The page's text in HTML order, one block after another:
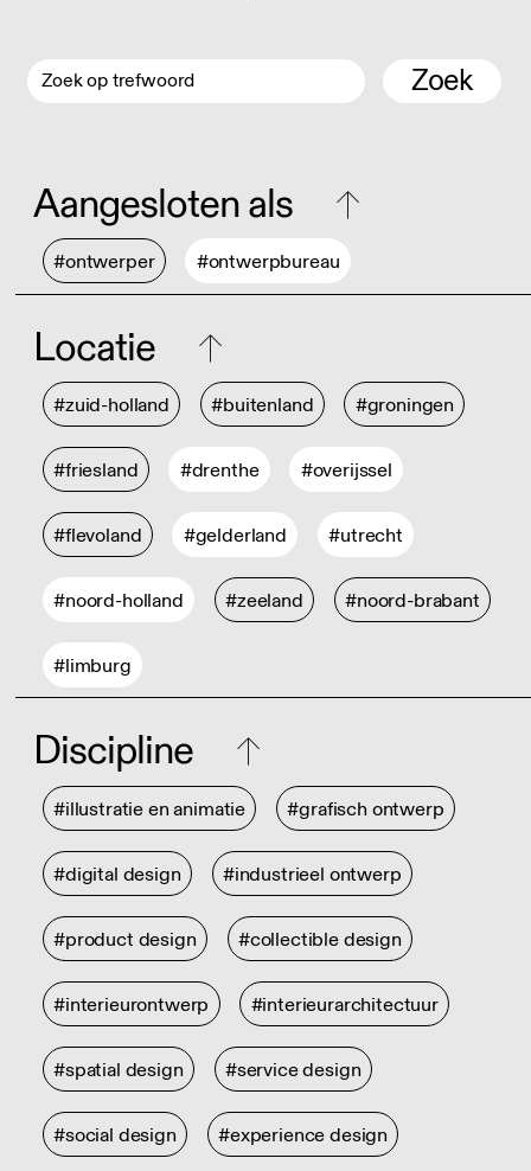
Zoek
Aangesloten als
#ontwerper #ontwerpbureau
Locatie
#zuid-holland #buitenland #groningen
#friesland #drenthe #overijssel
#flevoland #gelderland #utrecht
#noord-holland #zeeland #noord-brabant
#limburg
Discipline
#illustratie en animatie #grafisch ontwerp
#digital design #industrieel ontwerp
#product design #collectible design
#interieurontwerp #interieurarchitectuur
#spatial design #service design
#social design #experience design